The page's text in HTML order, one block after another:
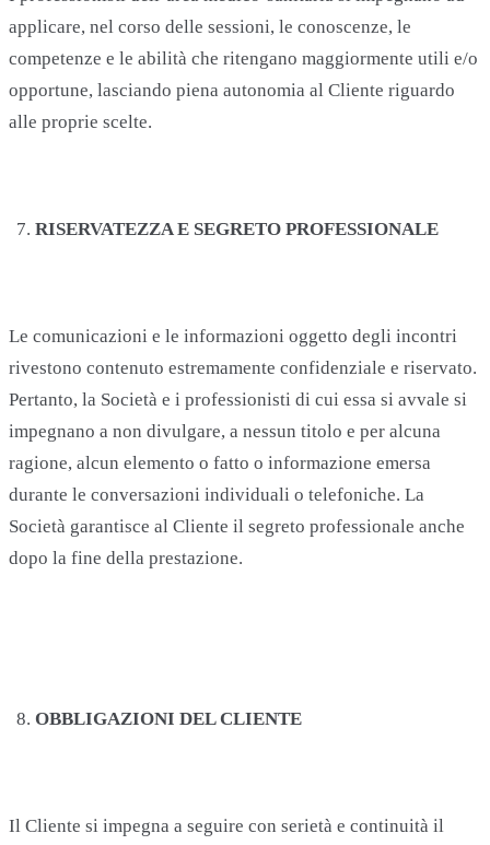
applicare, nel corso delle sessioni, le conoscenze, le
competenze e le abilità che ritengano maggiormente utili e/o
opportune, lasciando piena autonomia al Cliente riguardo
alle proprie scelte.
RISERVATEZZA E SEGRETO PROFESSIONALE
Le comunicazioni e le informazioni oggetto degli incontri
rivestono contenuto estremamente confidenziale e riservato.
Pertanto, la Società e i professionisti di cui essa si avvale si
impegnano a non divulgare, a nessun titolo e per alcuna
ragione, alcun elemento o fatto o informazione emersa
durante le conversazioni individuali o telefoniche. La
Società garantisce al Cliente il segreto professionale anche
dopo la fine della prestazione.
OBBLIGAZIONI DEL CLIENTE
Il Cliente si impegna a seguire con serietà e continuità il